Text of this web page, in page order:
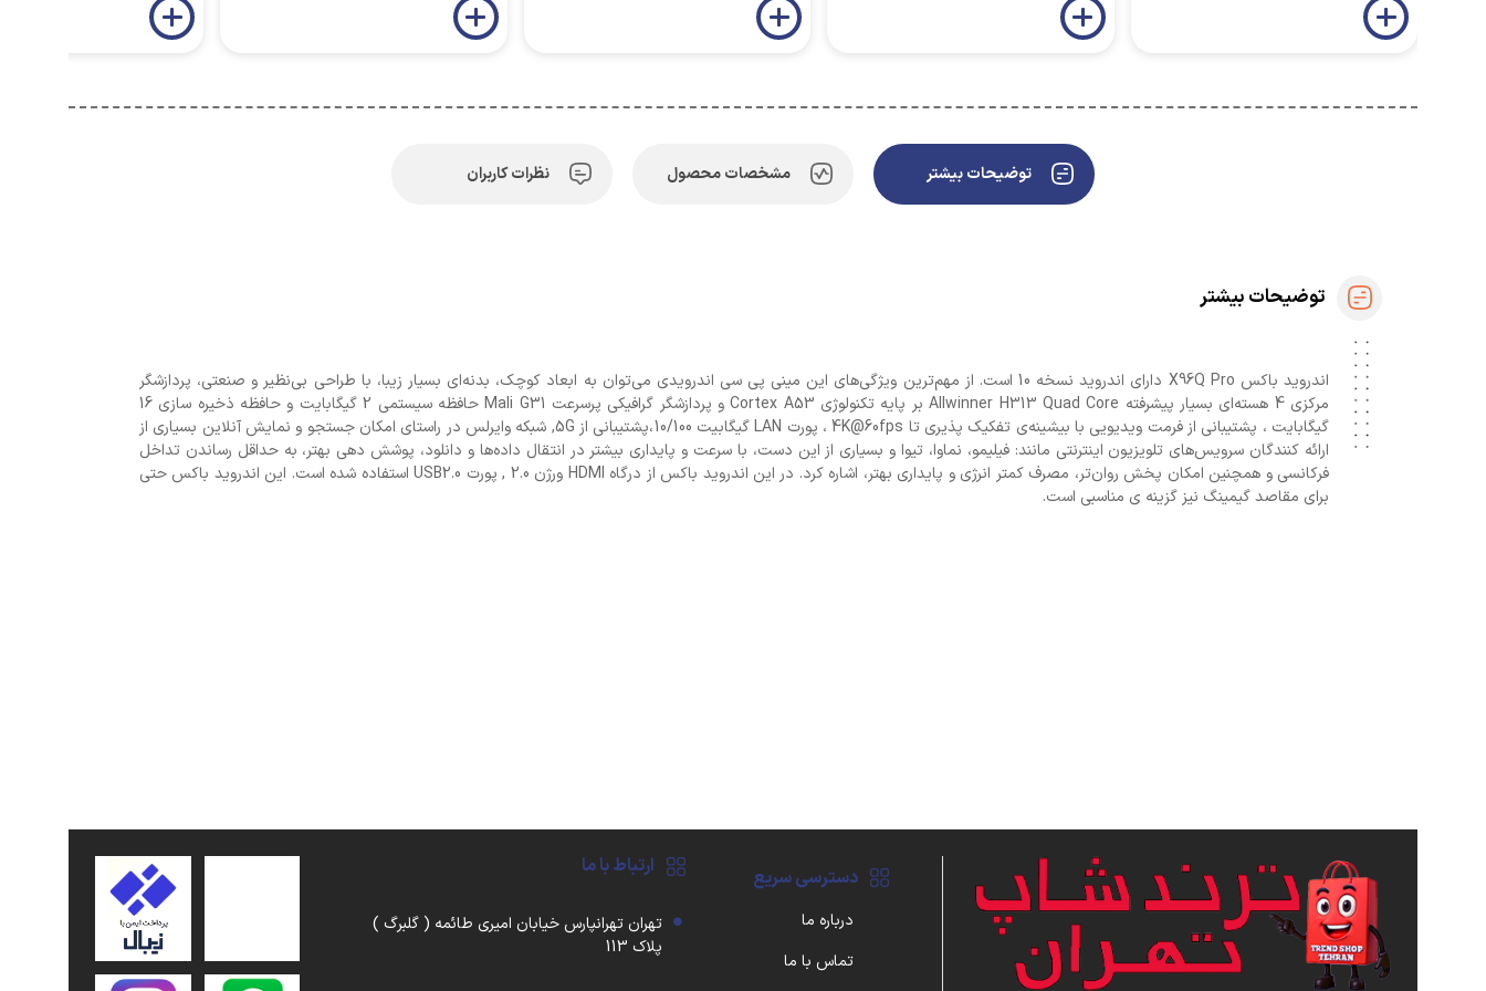
توضیحات بیشتر مشخصات محصول نظرات کاربران
توضیحات بیشتر
اندروید باکس X96Q Pro دارای اندروید نسخه 10 است. از مهم‌ترین ویژگی‌های این مینی پی سی اندرویدی می‌توان به ابعاد کوچک، بدنه‌ای بسیار زیبا، با طراحی بی‌نظیر و صنعتی، پردازشگر
مرکزی 4 هسته‌ای بسیار پیشرفته Allwinner H313 Quad Core بر پایه تکنولوژی Cortex A53 و پردازشگر گرافیکی پرسرعت Mali G31 حافظه سیستمی 2 گیگابایت و حافظه ذخیره سازی 16
گیگابایت ، پشتیبانی از فرمت ویدیویی با بیشینه‌ی تفکیک پذیری تا 4K@60fps ، پورت LAN گیگابیت 10/100،پشتیبانی از 5G, شبکه وایرلس در راستای امکان جستجو و نمایش آنلاین بسیاری از
ارائه کنندگان سرویس‌های تلویزیون اینترنتی مانند: فیلیمو، نماوا، تیوا و بسیاری از این دست، با سرعت و پایداری بیشتر در انتقال داده‌ها و دانلود، پوشش دهی بهتر، به حداقل رساندن تداخل
فرکانسی و همچنین امکان پخش روان‌تر، مصرف کمتر انرژی و پایداری بهتر، اشاره کرد. در این اندروید باکس از درگاه HDMI ورژن 2.0 , پورت USB2.0 استفاده شده است. این اندروید باکس حتی
برای مقاصد گیمینگ نیز گزینه ی مناسبی است.
دسترسی سریع
درباره ما
تماس با ما
ارتباط با ما
تهران تهرانپارس خیابان امیری طائمه ( گلبرگ )
پلاک 113